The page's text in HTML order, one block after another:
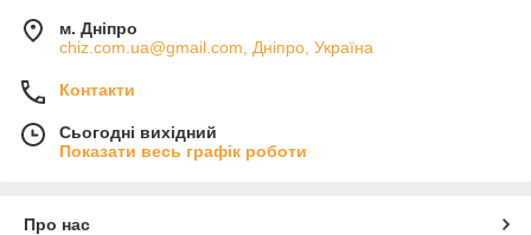
м. Дніпро
chiz.com.ua@gmail.com, Дніпро, Україна
Контакти
Сьогодні вихідний
Показати весь графік роботи
Про нас